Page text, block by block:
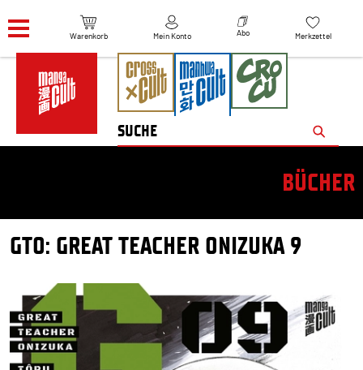
Warenkorb Mein Konto Abo Merkzettel
BÜCHER
GTO: GREAT TEACHER ONIZUKA 9